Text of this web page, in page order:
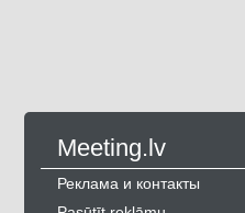
Meeting.lv
Реклама и контакты